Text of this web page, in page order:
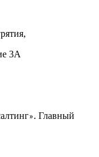
3А
». Главный